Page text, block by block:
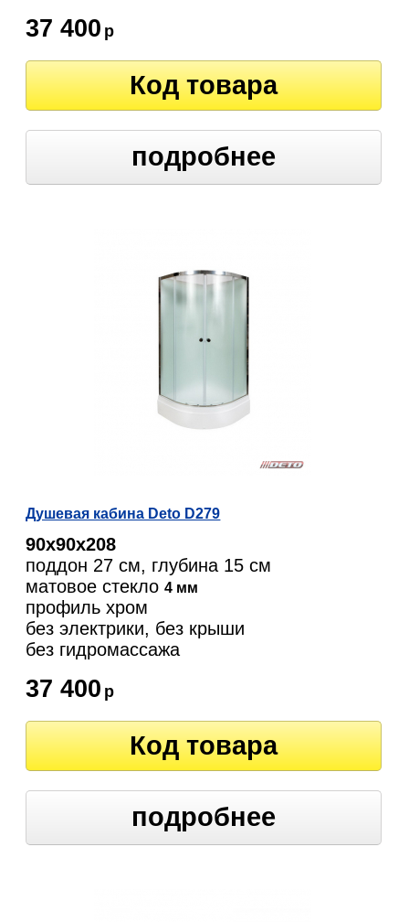
37 400 р
Код товара
подробнее
Душевая кабина Deto D279
90х90х208
поддон 27 см, глубина 15 см
матовое стекло4 мм
профиль хром
без электрики, без крыши
без гидромассажа
37 400 р
Код товара
подробнее